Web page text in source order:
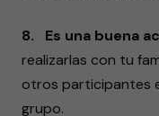
8. Es una buena
realizarlas con tu
otros participantes
grupo.